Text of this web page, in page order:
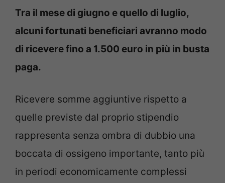
Tra il mese di giugno e quello di luglio,
alcuni fortunati beneficiari avranno modo
di ricevere fino a 1.500 euro in più in busta
paga.
Ricevere somme aggiuntive rispetto a
quelle previste dal proprio stipendio
rappresenta senza ombra di dubbio una
boccata di ossigeno importante, tanto più
in periodi economicamente complessi